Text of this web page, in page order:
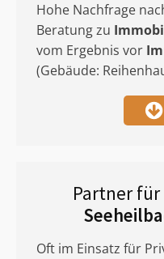
Hohe Nachfrage
Beratung zu
vom Ergebnis vor
(Gebäude:
Partner
Oft im Einsatz für